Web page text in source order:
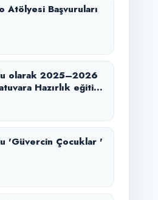
olarak 2025–2026
Hazırlık eğitim
'Güvercin Çocuklar '